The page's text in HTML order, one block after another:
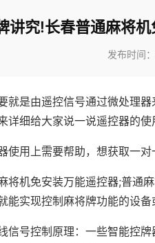
讲究!长春普通麻将
发布时间
就是由遥控信号通过微处理
详细给大家说一说遥控器的使
使用上需要帮助，想获取一
将机免安装万能遥控器;普通
能实现控制麻将牌功能的设备
信号控制原理：一些智能控